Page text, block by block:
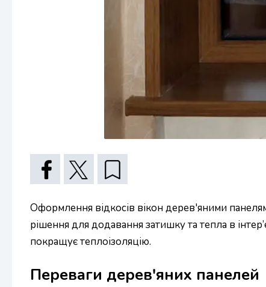
Оформлення відкосів вікон дерев'яними
рішення для додавання затишку та тепла в
покращує теплоізоляцію.
Переваги дерев'яних панелей